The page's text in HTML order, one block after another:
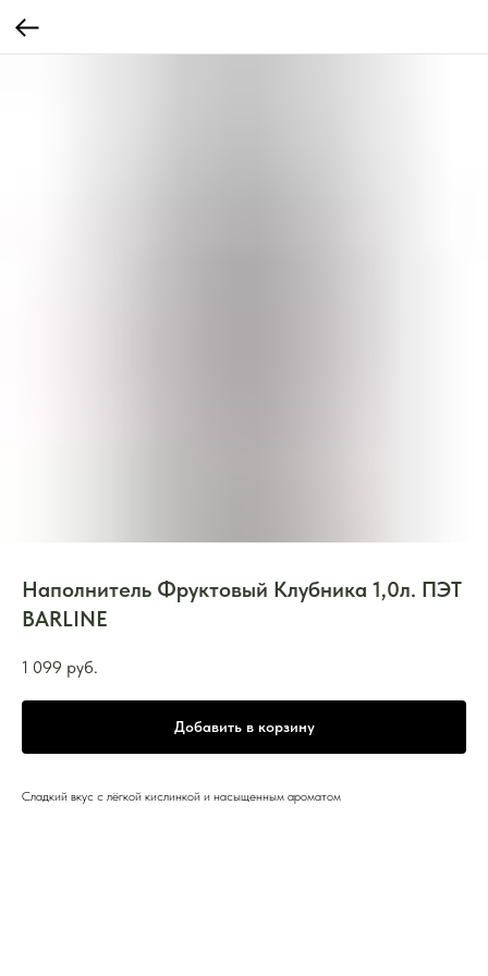
Наполнитель Фруктовый Клубника 1,0л. ПЭТ
BARLINE
1 099 руб.
Добавить в корзину
Сладкий вкус с лёгкой кислинкой и насыщенным ароматом